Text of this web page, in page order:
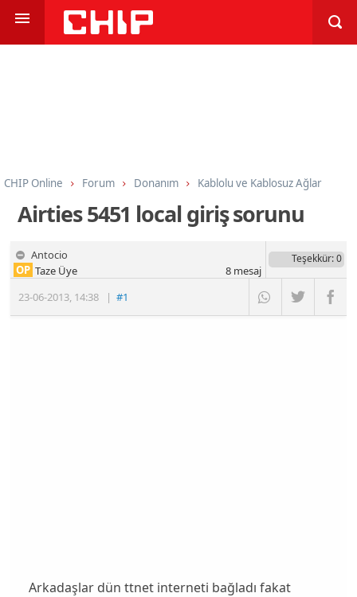
CHIP Online Forum Donanım Kablolu ve Kablosuz Ağlar
Airties 5451 local giriş sorunu
Antocio
23-06-2013, 14:38 |#1
OP Taze Üye
Teşekkür: 0
8mesaj
Arkadaşlar dün ttnet interneti bağladı fakat